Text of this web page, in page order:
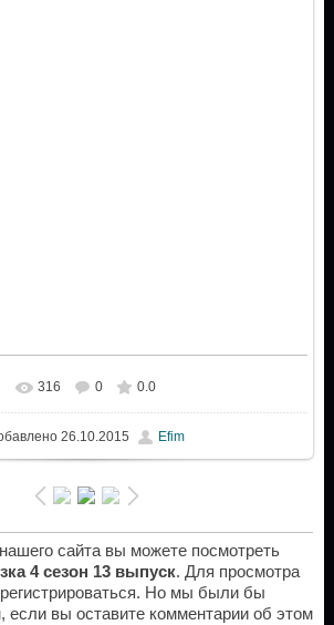
316 0 0.0
26.10.2015 Efim
сайта вы можете посмотреть
4 сезон 13 выпуск. Для просмотра
Но мы были бы
если вы оставите комментарии об этом